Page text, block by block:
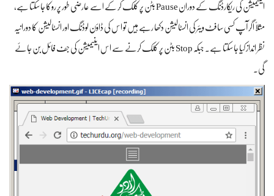
اینیمیشن کی ریکارڈنگ کے دوران Pause بٹن پر کلک کر کے اسے عارضی طور پر روکا جا سکتا ہے،
مثلاً اگر آپ کسی سافٹ ویئر کی انسٹالیشن دکھا رہے ہیں تو اس کی ڈاؤن لوڈنگ اور انسٹالیشن کا دورانیہ
نظر انداز کیا جا سکتا ہے۔ جبکہ Stop بٹن پر کلک کرنے سے اس اینیمیشن کی جف فائل بن جائے
گی۔